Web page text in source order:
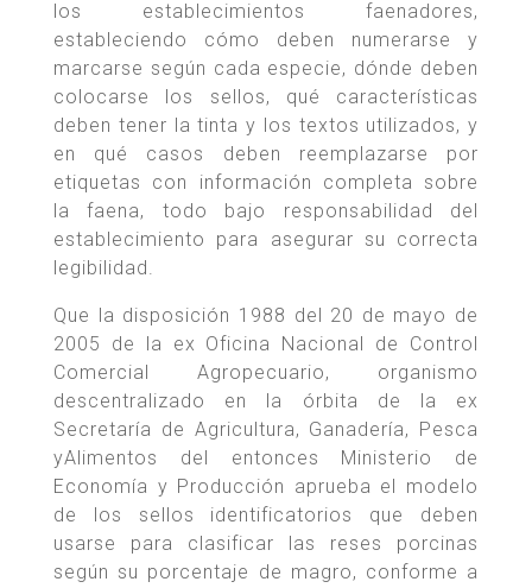
los establecimientos faenadores,
estableciendo cómo deben numerarse y
marcarse según cada especie, dónde deben
colocarse los sellos, qué características
deben tener la tinta y los textos utilizados, y
en qué casos deben reemplazarse por
etiquetas con información completa sobre
la faena, todo bajo responsabilidad del
establecimiento para asegurar su correcta
legibilidad.
Que la disposición 1988 del 20 de mayo de
2005 de la ex Oficina Nacional de Control
Comercial Agropecuario, organismo
descentralizado en la órbita de la ex
Secretaría de Agricultura, Ganadería, Pesca
yAlimentos del entonces Ministerio de
Economía y Producción aprueba el modelo
de los sellos identificatorios que deben
usarse para clasificar las reses porcinas
según su porcentaje de magro, conforme a